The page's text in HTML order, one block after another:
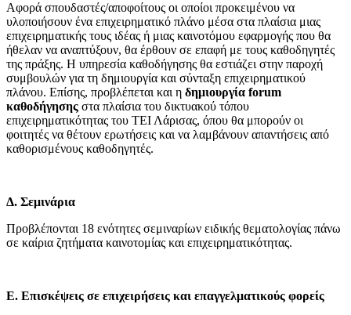
Αφορά σπουδαστές/αποφοίτους οι οποίοι προκειμένου να
υλοποιήσουν ένα επιχειρηματικό πλάνο μέσα στα πλαίσια μιας
επιχειρηματικής τους ιδέας ή μιας καινοτόμου εφαρμογής που θα
ήθελαν να αναπτύξουν, θα έρθουν σε επαφή με τους καθοδηγητές
της πράξης. Η υπηρεσία καθοδήγησης θα εστιάζει στην παροχή
συμβουλών για τη δημιουργία και σύνταξη επιχειρηματικού
πλάνου. Επίσης, προβλέπεται και η δημιουργία forum
καθοδήγησης στα πλαίσια του δικτυακού τόπου
επιχειρηματικότητας του ΤΕΙ Λάρισας, όπου θα μπορούν οι
φοιτητές να θέτουν ερωτήσεις και να λαμβάνουν απαντήσεις από
καθορισμένους καθοδηγητές.
Δ. Σεμινάρια
Προβλέπονται 18 ενότητες σεμιναρίων ειδικής θεματολογίας πάνω
σε καίρια ζητήματα καινοτομίας και επιχειρηματικότητας.
Ε. Επισκέψεις σε επιχειρήσεις και επαγγελματικούς φορείς